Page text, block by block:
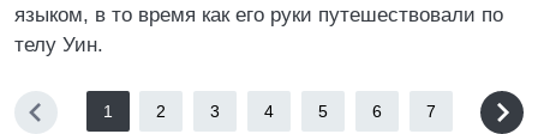
языком, в то время как его руки путешествовали по
телу Уин.
1 2 3 4 5 6 7